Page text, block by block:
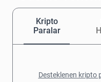
Kripto
Paralar
Desteklenen kripto